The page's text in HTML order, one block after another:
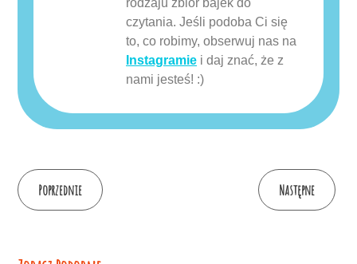
rodzaju zbiór bajek do
czytania. Jeśli podoba Ci się
to, co robimy, obserwuj nas na
Instagramie i daj znać, że z
nami jesteś! :)
Continue
Poprzednie Następne